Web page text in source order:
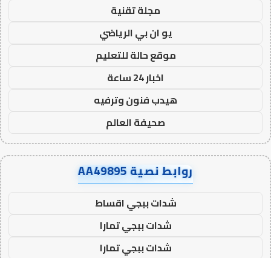
مجلة تقنية
يو ان بي الرياضي
موقع حالة للتعليم
اخبار 24 ساعة
هيدب فنون وترفيه
صحيفة العالم
روابط نصية AA49895
شدات ببجي اقساط
شدات ببجي تمارا
شدات ببجي تمارا